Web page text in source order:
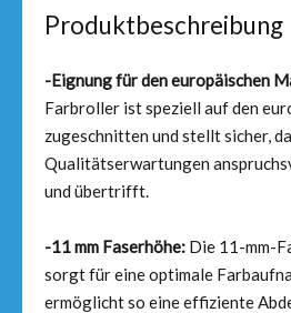
Produktbeschreibung
-Eignung für den europäischen
Farbroller ist speziell auf den
zugeschnitten und stellt sicher,
Qualitätserwartungen
und übertrifft.
-11 mm Faserhöhe: Die 11-mm-
sorgt für eine optimale
ermöglicht so eine effiziente